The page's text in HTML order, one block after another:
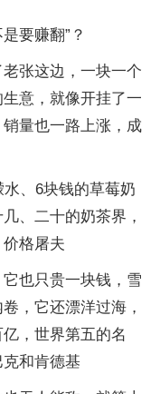
要赚翻”？
张这边，一块一个
意，就像开挂了一
量也一路上涨，成
、6块钱的草莓奶
、二十的奶茶界，
格屠夫
也只贵一块钱，雪
，它还漂洋过海，
，世界第五的名
和肯德基